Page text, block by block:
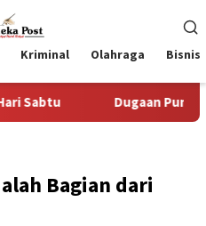
Kriminal Olahraga Bisnis
Pungli SKAB di BPRD
Bagian dari